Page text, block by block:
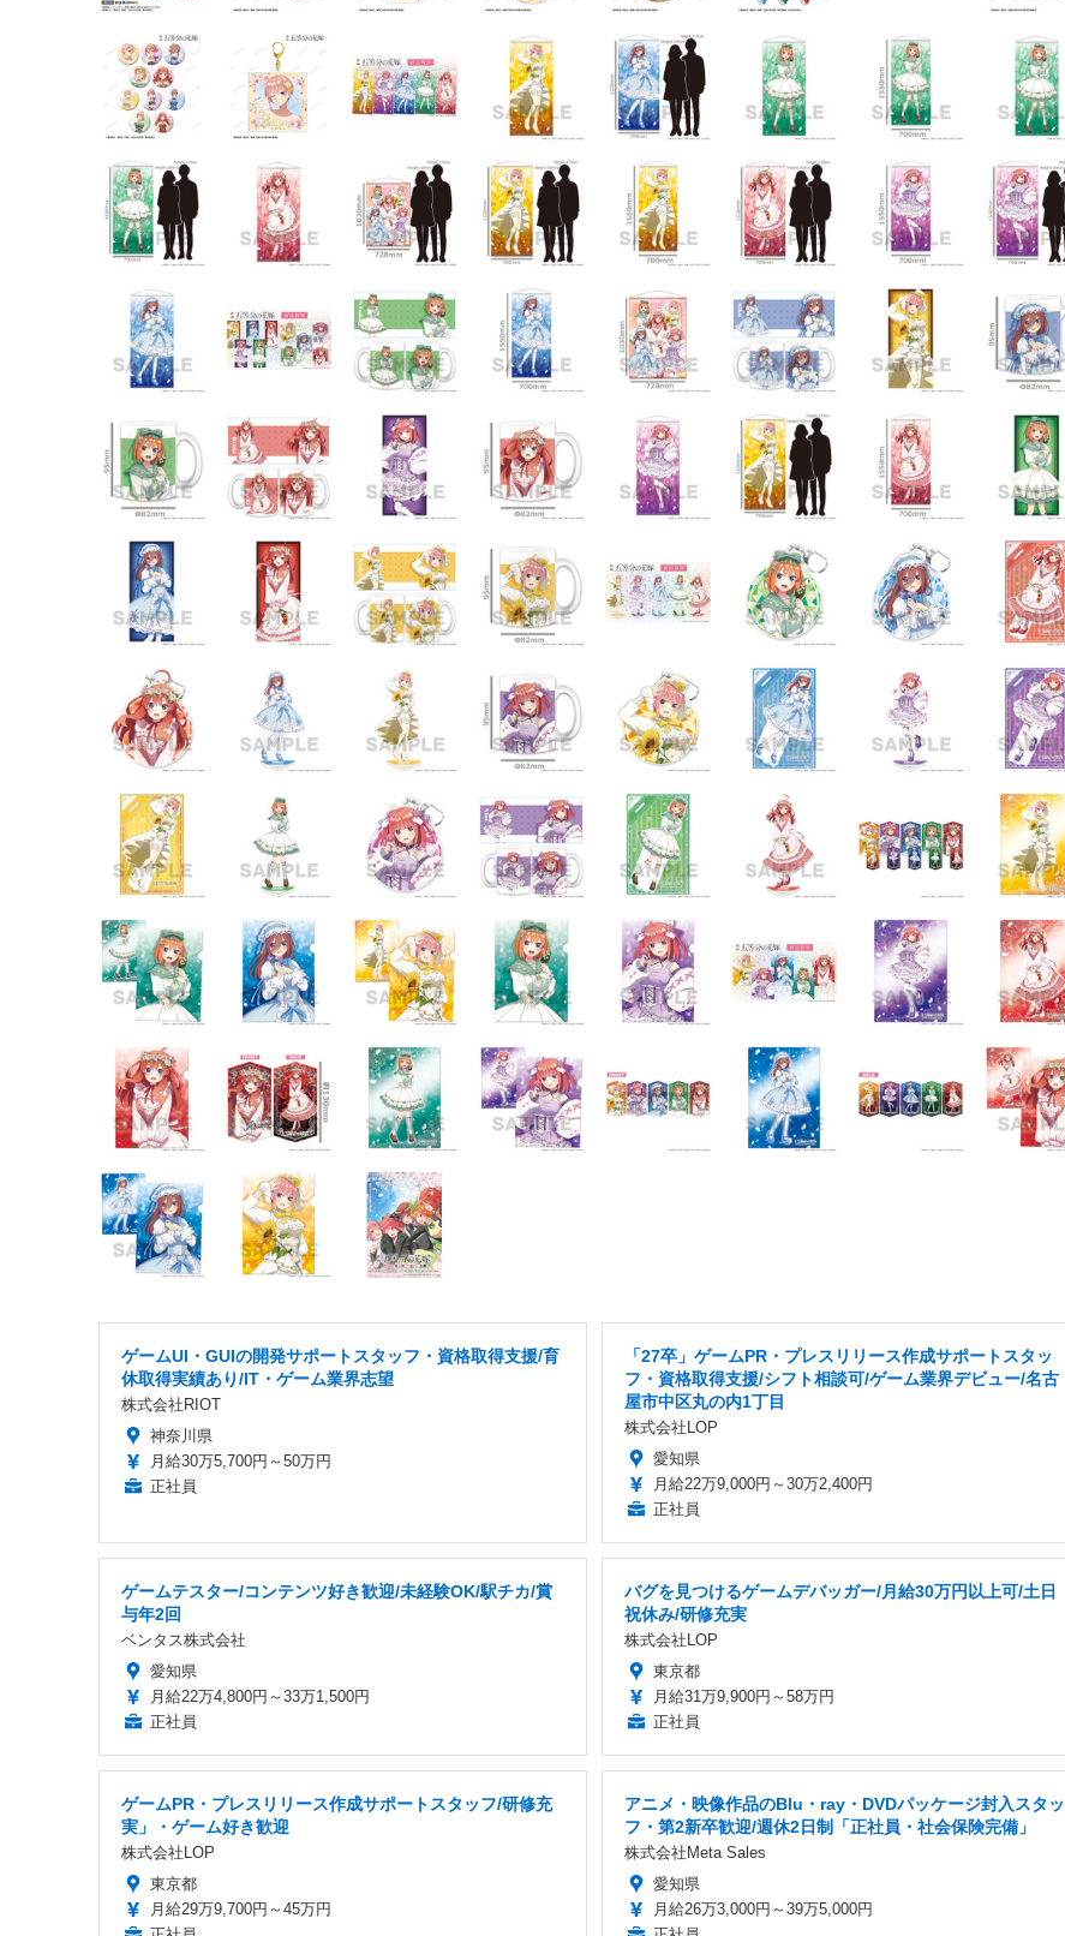
ゲームUI・GUIの開発サポートスタッフ・資格取得支援/育
休取得実績あり/IT・ゲーム業界志望
株式会社RIOT
神奈川県
月給30万5,700円～50万円
正社員
「27卒」ゲームPR・プレスリリース作成サポートスタッ
フ・資格取得支援/シフト相談可/ゲーム業界デビュー/名古
屋市中区丸の内1丁目
株式会社LOP
愛知県
月給22万9,000円～30万2,400円
正社員
ゲームテスター/コンテンツ好き歓迎/未経験OK/駅チカ/賞
与年2回
ベンタス株式会社
愛知県
月給22万4,800円～33万1,500円
正社員
バグを見つけるゲームデバッガー/月給30万円以上可/土日
祝休み/研修充実
株式会社LOP
東京都
月給31万9,900円～58万円
正社員
ゲームPR・プレスリリース作成サポートスタッフ/研修充
実」・ゲーム好き歓迎
株式会社LOP
東京都
月給29万9,700円～45万円
アニメ・映像作品のBlu・ray・DVDパッケージ封入スタッ
フ・第2新卒歓迎/週休2日制「正社員・社会保険完備」
株式会社Meta Sales
愛知県
月給26万3,000円～39万5,000円